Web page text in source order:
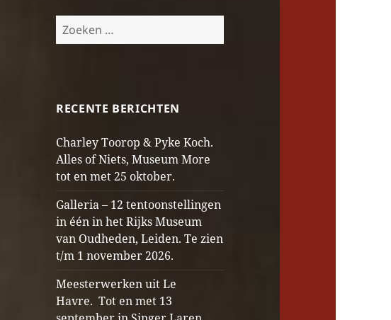
Zoeken
naar:
RECENTE BERICHTEN
Charley Toorop & Pyke Koch.
Alles of Niets, Museum More
tot en met 25 oktober.
Galleria – 12 tentoonstellingen
in één in het Rijks Museum
van Oudheden, Leiden. Te zien
t/m 1 november 2026.
Meesterwerken uit Le
Havre. Tot en met 13